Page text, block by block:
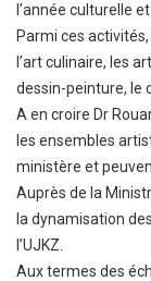
l’année culturelle
Parmi ces
l’art culinaire, les
dessin-peinture, le
A en croire Dr
les ensembles
ministère et
Auprès de la
la dynamisation
l’UJKZ.
Aux termes des